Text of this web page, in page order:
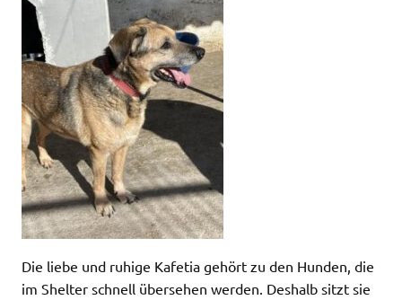
Die liebe und ruhige Kafetia gehört zu den Hunden, die
im Shelter schnell übersehen werden. Deshalb sitzt sie